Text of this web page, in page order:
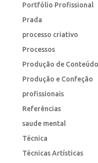
Portfólio Profissional
Prada
processo criativo
Processos
Produção de Conteúdo
Produção e Confeção
profissionais
Referências
saude mental
Técnica
Técnicas Artísticas